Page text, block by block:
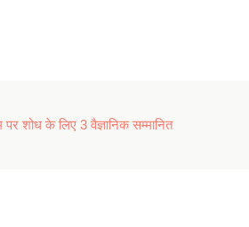
शोध के लिए 3 वैज्ञानिक सम्मानित